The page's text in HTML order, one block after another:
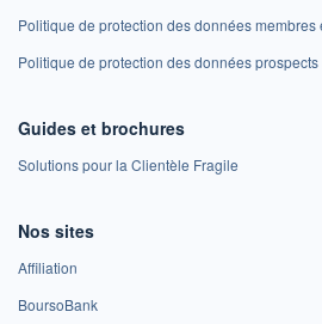
Politique de protection des données membres
Politique de protection des données prospects
Guides et brochures
Solutions pour la Clientèle Fragile
Nos sites
Affiliation
BoursoBank